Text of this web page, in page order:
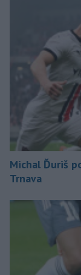
Michal Ďuriš
Trnava